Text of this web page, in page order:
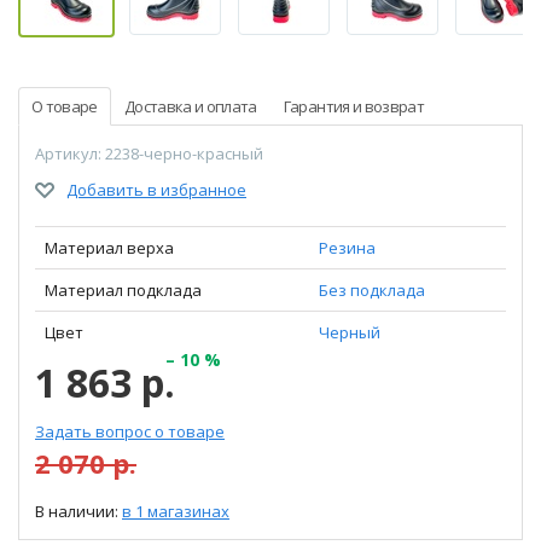
О товаре Доставка и оплата Гарантия и возврат
Артикул: 2238-черно-красный
Добавить в избранное
Материал верха
Резина
Материал подклада
Без подклада
Цвет
Черный
1 863 р.– 10 %
Задать вопрос о товаре
2 070 р.
В наличии: в 1 магазинах